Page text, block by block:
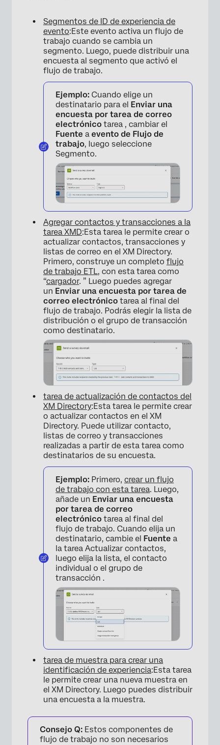
Segmentos de ID de experiencia de
evento:Este evento activa un flujo de
trabajo cuando se cambia un
segmento. Luego, puede distribuir una
encuesta al segmento que activó el
flujo de trabajo.
Ejemplo: Cuando elige un
destinatario para el Enviar una
encuesta por tarea de correo
electrónico tarea , cambiar el
Fuente a evento de Flujo de
trabajo, luego seleccione
Segmento.
Agregar contactos y transacciones a la
tarea XMD:Esta tarea le permite crear o
actualizar contactos, transacciones y
listas de correo en el XM Directory.
Primero, construye un completo flujo
de trabajo ETL, con esta tarea como
“cargador. ” Luego puedes agregar
un Enviar una encuesta por tarea de
correo electrónico tarea al final del
flujo de trabajo. Podrás elegir la lista de
distribución o el grupo de transacción
como destinatario.
tarea de actualización de contactos del
XM Directory:Esta tarea le permite crear
o actualizar contactos en el XM
Directory. Puede utilizar contacto,
listas de correo y transacciones
realizadas a partir de esta tarea como
destinatarios de su encuesta.
Ejemplo: Primero, crear un flujo
de trabajo con esta tarea. Luego,
añade un Enviar una encuesta
por tarea de correo
electrónico tarea al final del
flujo de trabajo. Cuando elija un
destinatario, cambie el Fuente a
la tarea Actualizar contactos,
luego elija la lista, el contacto
individual o el grupo de
transacción .
tarea de muestra para crear una
identificación de experiencia:Esta tarea
le permite crear una nueva muestra en
el XM Directory. Luego puedes distribuir
una encuesta a la muestra.
Consejo Q: Estos componentes de
flujo de trabajo no son necesarios